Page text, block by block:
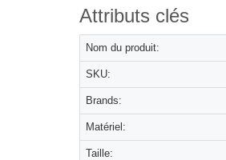
Attributs clés
Nom du produit:
SKU:
Brands:
Matériel:
Taille: